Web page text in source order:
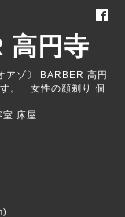
高円寺
アゾ〕 BARBER 高円
す。 女性の顔剃り 個
床屋